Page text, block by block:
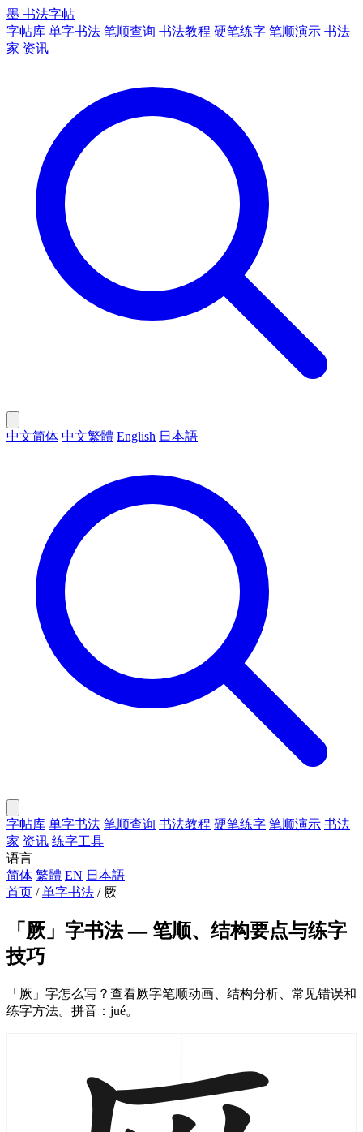
墨 书法字帖
字帖库 单字书法 笔顺查询 书法教程 硬笔练字 笔顺演示 书法
家 资讯
中文简体 中文繁體 English 日本語
字帖库 单字书法 笔顺查询 书法教程 硬笔练字 笔顺演示 书法
家 资讯 练字工具
语言
简体 繁體 EN 日本語
首页 / 单字书法 / 厥
「厥」字书法 — 笔顺、结构要点与练字
技巧
「厥」字怎么写？查看厥字笔顺动画、结构分析、常见错误和
练字方法。拼音：jué。